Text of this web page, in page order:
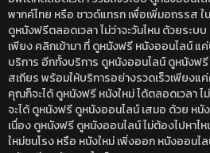
พากค์ไทย หรือ ซาวด์แทรก เพื่อเพิ่มอถรรส ใ
ดูหนังฟรีตลอดเวลา ไม่ว่าจะวันไหน ด้วยระ
เพียง คลิกเข้ามา ที่ ดูหนังฟรี หนังออนไลน์ แค่
บริการ อีกทั้งบริการ ดูหนังออนไลน์ ดูหนังฟ
สเถียร พร้อมให้บริการอย่างรวดเร็วเพียง
คุณก็จะได้ ดูหนังฟรี หนังใหม่ ได้ตลอดเวลา ไ
จะได้ ดูหนังฟรี ดูหนังออนไลน์ เสมอ ด้วย หนัง
เนื่อง ดูหนังฟรี ดูหนังออนไลน์ ไม่ต้องไปหาไ
ใหม่ชนโรง หรือ หนังใหม่ เพิ่งออก หนังออนไ